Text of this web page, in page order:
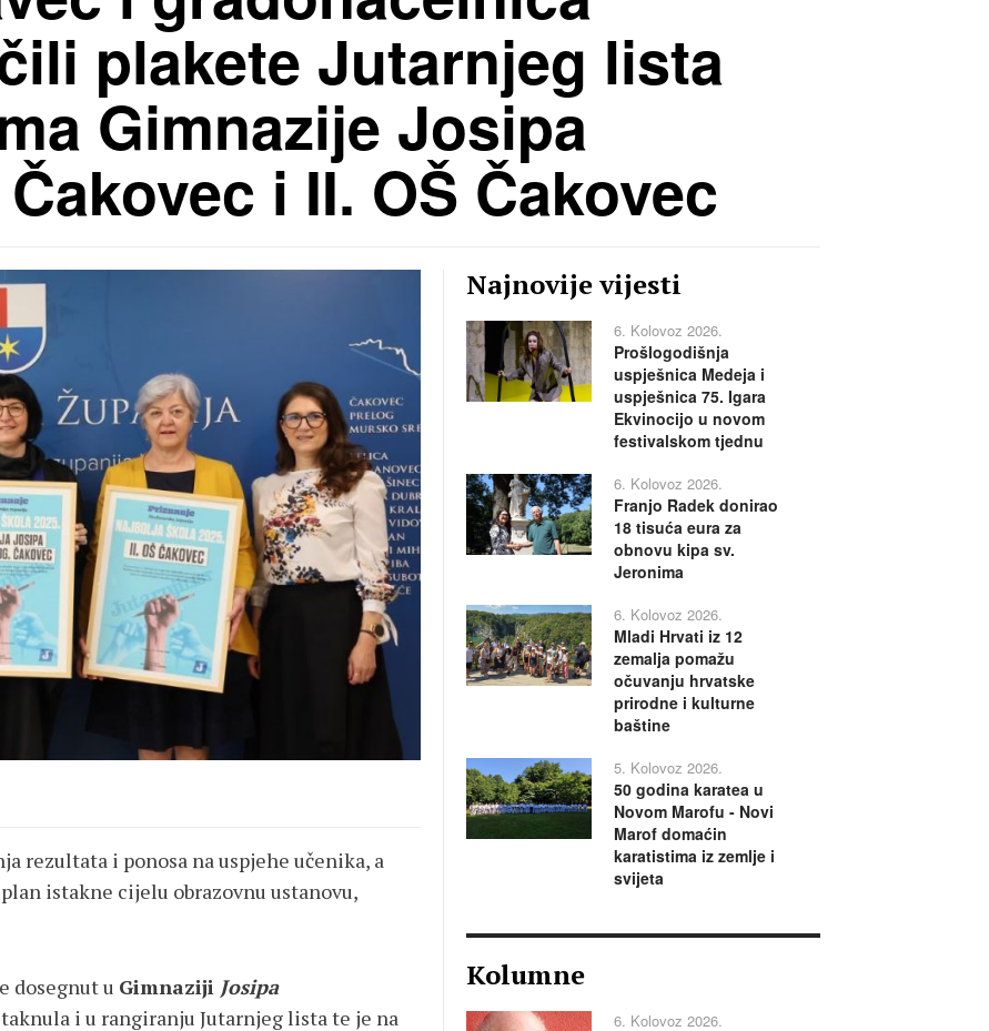
plakete Jutarnjeg lista
Gimnazije Josipa
i II. OŠ Čakovec
rezultata i ponosa na uspjehe učenika, a
istakne cijelu obrazovnu ustanovu,
dosegnut u Gimnaziji Josipa
i u rangiranju Jutarnjeg lista te je na
Najnovije vijesti
6. Kolovoz 2026.
Prošlogodišnja
uspješnica Medeja i
uspješnica 75. Igara
Ekvinocijo u novom
festivalskom tjednu
6. Kolovoz 2026.
Franjo Radek donirao
18 tisuća eura za
obnovu kipa sv.
Jeronima
6. Kolovoz 2026.
Mladi Hrvati iz 12
zemalja pomažu
očuvanju hrvatske
prirodne i kulturne
baštine
5. Kolovoz 2026.
50 godina karatea u
Novom Marofu - Novi
Marof domaćin
karatistima iz zemlje i
svijeta
Kolumne
6. Kolovoz 2026.